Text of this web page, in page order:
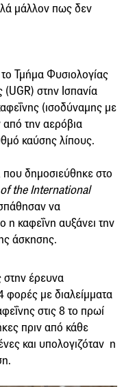
μάλλον πως δεν
Τμήμα Φυσιολογίας
στην Ισπανία
(ισοδύναμης με
την αερόβια
καύσης λίπους.
που δημοσιεύθηκε στο
the International
να
η καφεΐνη αυξάνει την
άσκησης.
στην έρευνα
με διαλείμματα
στις 8 το πρωί
πριν από κάθε
και υπολογιζόταν η